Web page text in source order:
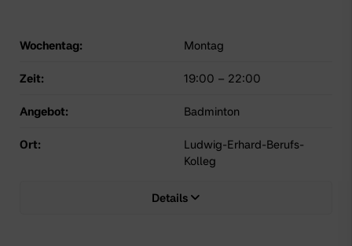
Wochentag: Montag
Zeit: 19:00 – 22:00
Angebot: Badminton
Ort:
Ludwig-Erhard-Berufs-
Kolleg
Details